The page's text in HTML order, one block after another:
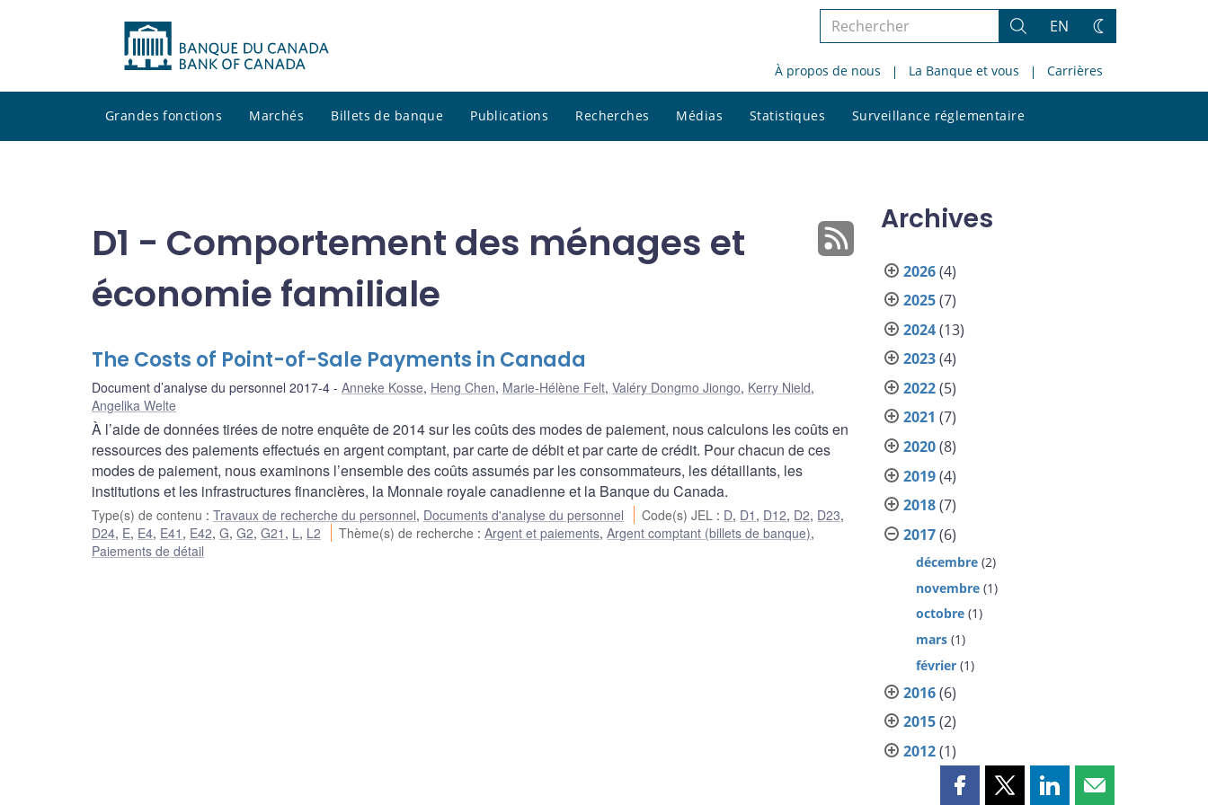
Rechercher
le
site
Rechercher
EN
Changez
thème
À propos de nous La Banque et vous Carrières
Grandes fonctions Marchés Billets de banque Publications Recherches Médias Statistiques Surveillance réglementaire
le
D1 - Comportement des ménages et
économie familiale
The Costs of Point-of-Sale Payments in Canada
Document d’analyse du personnel 2017-4 Anneke Kosse, Heng Chen, Marie-Hélène Felt, Valéry Dongmo Jiongo, Kerry Nield,
Angelika Welte
À l’aide de données tirées de notre enquête de 2014 sur les coûts des modes de paiement, nous calculons les coûts en
ressources des paiements effectués en argent comptant, par carte de débit et par carte de crédit. Pour chacun de ces
modes de paiement, nous examinons l’ensemble des coûts assumés par les consommateurs, les détaillants, les
institutions et les infrastructures financières, la Monnaie royale canadienne et la Banque du Canada.
Type(s) de contenu : Travaux de recherche du personnel, Documents d'analyse du personnel Code(s) JEL : D, D1 , D12, D2, D23,
D24, E, E4, E41 , E42, G, G2, G21 , L, L2 Thème(s) de recherche :Argent et paiements,Argent comptant (billets de banque),
Paiements de détail
Archives
2026(4)
2025(7)
2024(13)
2023(4)
2022(5)
2021 (7)
2020(8)
2019(4)
2018(7)
2017(6)
décembre (2)
novembre (1)
octobre (1)
mars (1)
février (1)
2016(6)
2015(2)
2012(1)
PartagerPartagerPartagerPartager